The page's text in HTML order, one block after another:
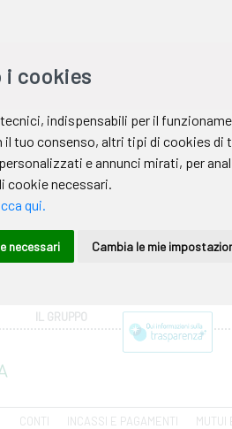
IL GRUPPO
CONTI INCASSI E PAGAMENTI MUTUI